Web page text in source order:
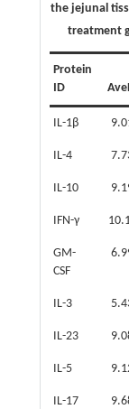
the jejunal
treatment
Protein
ID
IL-1β
IL-4
IL-10
IFN-γ
GM-
CSF
IL-3
IL-23
IL-5
IL-17